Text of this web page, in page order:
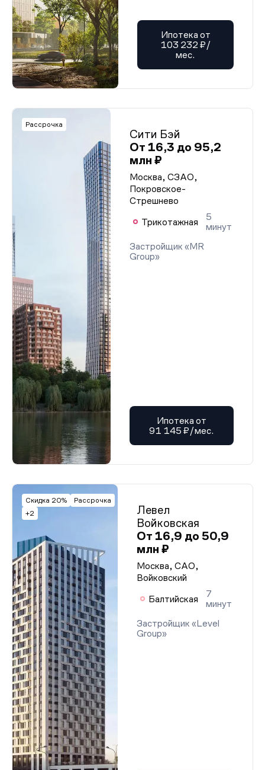
Ипотека от
103 232 ₽/
мес.
Рассрочка
Сити Бэй
От 16,3 до 95,2
млн ₽
Москва, СЗАО,
Покровское-
Стрешнево
Трикотажная
5
минут
Застройщик «MR
Group»
Ипотека от
91 145 ₽/мес.
Скидка 20%
Рассрочка
+2
Левел
Войковская
От 16,9 до 50,9
млн ₽
Москва, САО,
Войковский
Балтийская
7
минут
Застройщик «Level
Group»